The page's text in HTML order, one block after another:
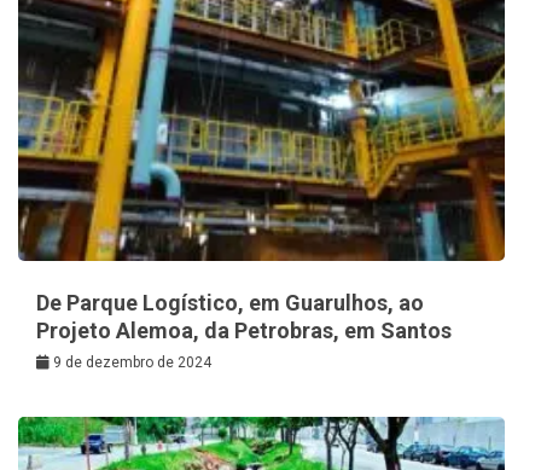
De Parque Logístico, em Guarulhos, ao
Projeto Alemoa, da Petrobras, em Santos
9 de dezembro de 2024